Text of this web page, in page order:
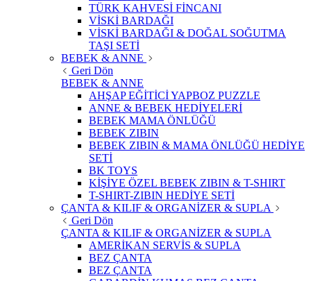
TÜRK KAHVESİ FİNCANI
VİSKİ BARDAĞI
VİSKİ BARDAĞI & DOĞAL SOĞUTMA
TAŞI SETİ
BEBEK & ANNE
Geri Dön
BEBEK & ANNE
AHŞAP EĞİTİCİ YAPBOZ PUZZLE
ANNE & BEBEK HEDİYELERİ
BEBEK MAMA ÖNLÜĞÜ
BEBEK ZIBIN
BEBEK ZIBIN & MAMA ÖNLÜĞÜ HEDİYE
SETİ
BK TOYS
KİŞİYE ÖZEL BEBEK ZIBIN & T-SHIRT
T-SHIRT-ZIBIN HEDİYE SETİ
ÇANTA & KILIF & ORGANİZER & SUPLA
Geri Dön
ÇANTA & KILIF & ORGANİZER & SUPLA
AMERİKAN SERVİS & SUPLA
BEZ ÇANTA
BEZ ÇANTA